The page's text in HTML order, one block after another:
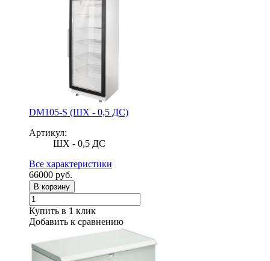
DM105-S (ШХ - 0,5 ДС)
Артикул:
ШХ - 0,5 ДС
Все характеристики
66000 руб.
В корзину
Купить в 1 клик
Добавить к сравнению